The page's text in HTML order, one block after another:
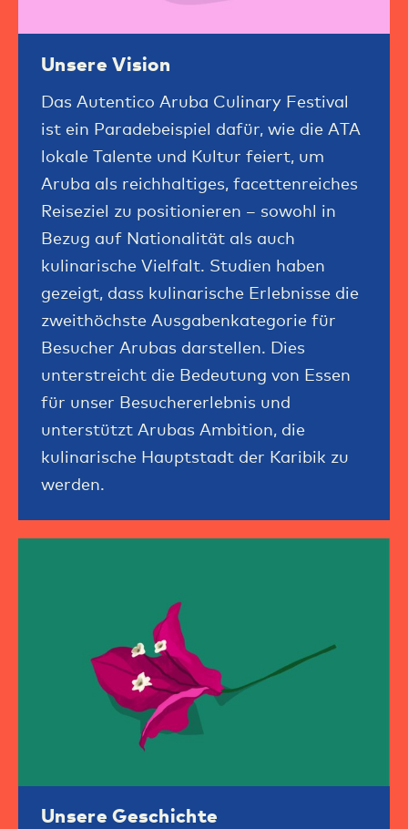
Unsere Vision
Das Autentico Aruba Culinary Festival
ist ein Paradebeispiel dafür, wie die ATA
lokale Talente und Kultur feiert, um
Aruba als reichhaltiges, facettenreiches
Reiseziel zu positionieren – sowohl in
Bezug auf Nationalität als auch
kulinarische Vielfalt. Studien haben
gezeigt, dass kulinarische Erlebnisse die
zweithöchste Ausgabenkategorie für
Besucher Arubas darstellen. Dies
unterstreicht die Bedeutung von Essen
für unser Besuchererlebnis und
unterstützt Arubas Ambition, die
kulinarische Hauptstadt der Karibik zu
werden.
Unsere Geschichte